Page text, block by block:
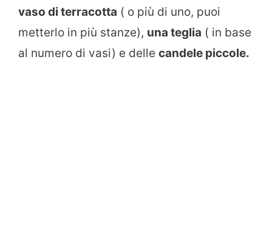
vaso di terracotta ( o più di uno, puoi
metterlo in più stanze), una teglia ( in base
al numero di vasi) e delle candele piccole.